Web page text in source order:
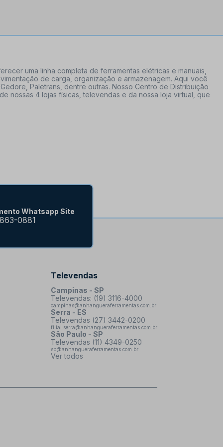
uma linha completa de ferramentas elétricas e manuais,
de carga, organização e armazenagem. Aqui você
Paletrans, dentre outras. Nosso Centro de Distribuição
nossas 4 lojas físicas, televendas e da nossa loja virtual, que
Whatsapp Site
0881
Televendas
Campinas - SP
Televendas: (19) 3116-4000
campinas@anhangueraferramentas.com.br
Serra - ES
Televendas (27) 3442-0200
filial.serra@anhangueraferramentas.com.br
São Paulo - SP
Televendas (11) 4349-0250
sp@anhangueraferramentas.com.br
Ver todos